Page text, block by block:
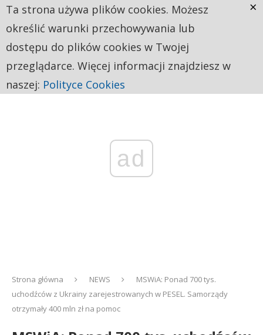
ad
Strona główna NEWS
MSWiA: Ponad 700 tys.
uchodźców z Ukrainy zarejestrowanych w PESEL. Samorządy
otrzymały 400 mln zł na pomoc
Ta strona używa plików cookies. Możesz
określić warunki przechowywania lub
dostępu do plików cookies w Twojej
przeglądarce. Więcej informacji znajdziesz w
naszej: Polityce Cookies
×